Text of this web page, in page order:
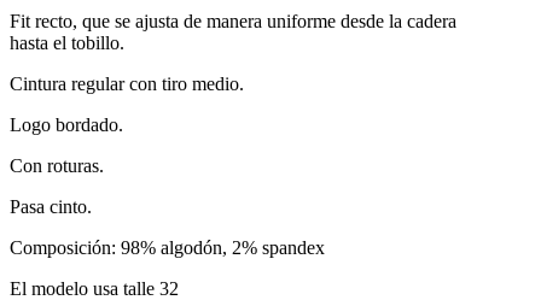
Fit recto, que se ajusta de manera uniforme desde la cadera
hasta el tobillo.
Cintura regular con tiro medio.
Logo bordado.
Con roturas.
Pasa cinto.
Composición: 98% algodón, 2% spandex
El modelo usa talle 32